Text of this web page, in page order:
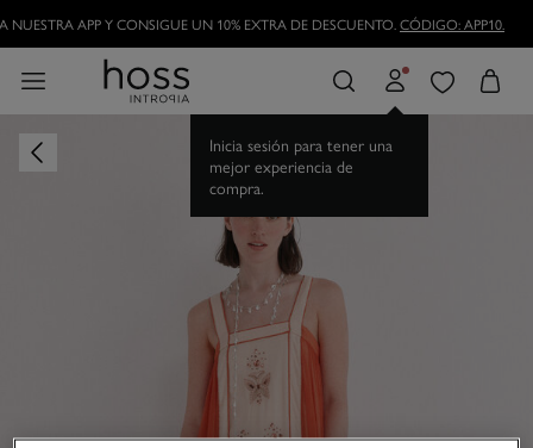
HAZTE HOSSLOVERY DISFRUTA DE LAS VENTAJAS
Inicia sesión para tener una
mejor experiencia de
compra.